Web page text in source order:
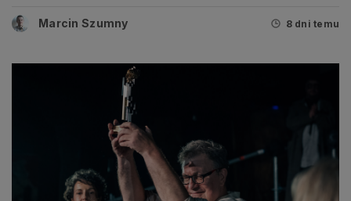
Marcin Szumny 8 dni temu